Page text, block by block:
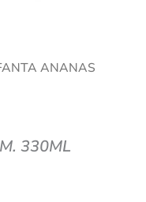
ANANAS
330ML